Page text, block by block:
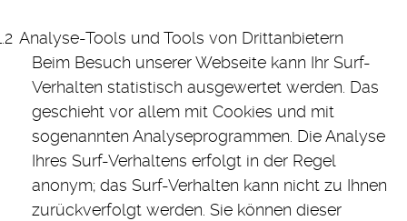
Analyse-Tools und Tools von Drittanbietern
Beim Besuch unserer Webseite kann Ihr Surf-
Verhalten statistisch ausgewertet werden. Das
geschieht vor allem mit Cookies und mit
sogenannten Analyseprogrammen. Die Analyse
Ihres Surf-Verhaltens erfolgt in der Regel
anonym; das Surf-Verhalten kann nicht zu Ihnen
zurückverfolgt werden. Sie können dieser